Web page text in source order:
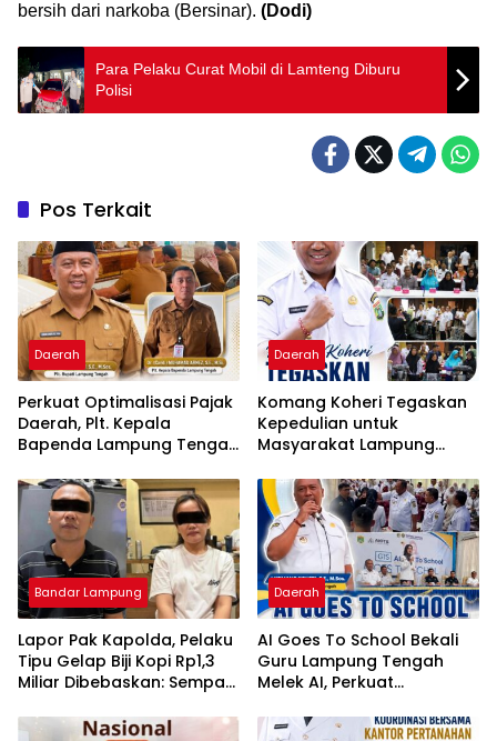
bersih dari narkoba (Bersinar). (Dodi)
Para Pelaku Curat Mobil di Lamteng Diburu
Polisi
Pos Terkait
Daerah
Perkuat Optimalisasi Pajak
Daerah, Plt. Kepala
Bapenda Lampung Tengah
Tingkatkan Inovasi dan
Efektivitas Kinerja
Daerah
Komang Koheri Tegaskan
Kepedulian untuk
Masyarakat Lampung
Bantuan Disabilitas
Bandar Lampung
Lapor Pak Kapolda, Pelaku
Tipu Gelap Biji Kopi Rp1,3
Miliar Dibebaskan: Sempat
dan Ditahan di Polda
Daerah
AI Goes To School Bekali
Guru Lampung Tengah
Melek AI, Perkuat
Digital